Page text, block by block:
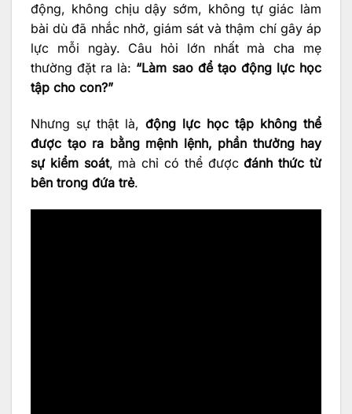
động, không chịu dậy sớm, không tự giác làm
bài dù đã nhắc nhở, giám sát và thậm chí gây áp
lực mỗi ngày. Câu hỏi lớn nhất mà cha mẹ
thường đặt ra là: “Làm sao để tạo động lực học
tập cho con?”
Nhưng sự thật là, động lực học tập không thể
được tạo ra bằng mệnh lệnh, phần thưởng hay
sự kiểm soát, mà chỉ có thể đượcđánh thức từ
bên trong đứa trẻ.